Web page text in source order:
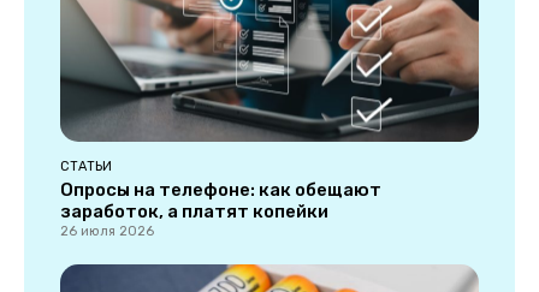
СТАТЬИ
Опросы на телефоне: как обещают
заработок, а платят копейки
26 июля 2026